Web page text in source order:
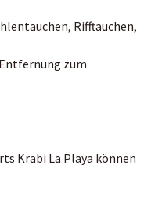
Rifftauchen,
zum
Krabi La Playa können